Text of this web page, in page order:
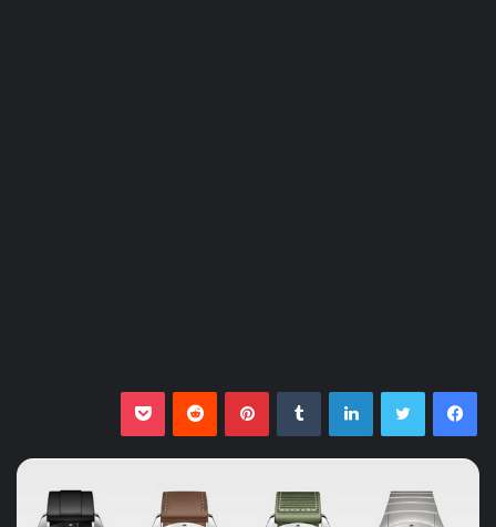
فيسبوكتويتر لينكدإن بينتيريست بوكيت